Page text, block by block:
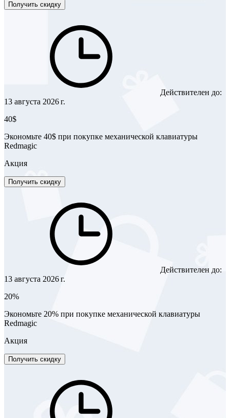
Получить скидку
Действителен до:
13 августа 2026 г.
40$
Экономьте 40$ при покупке механической клавиатуры
Redmagic
Акция
Получить скидку
Действителен до:
13 августа 2026 г.
20%
Экономьте 20% при покупке механической клавиатуры
Redmagic
Акция
Получить скидку